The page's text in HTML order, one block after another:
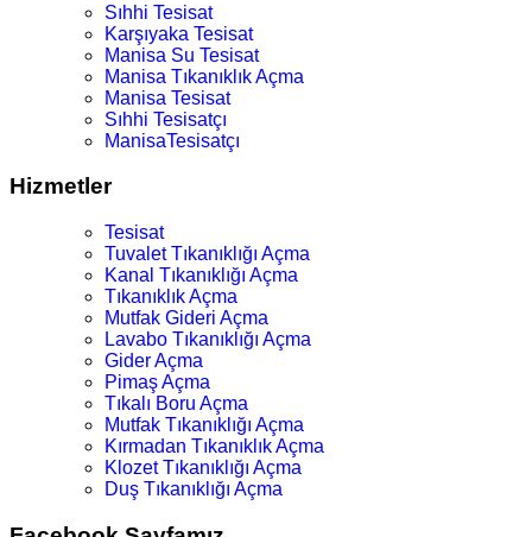
Sıhhi Tesisat
Karşıyaka Tesisat
Manisa Su Tesisat
Manisa Tıkanıklık Açma
Manisa Tesisat
Sıhhi Tesisatçı
ManisaTesisatçı
Hizmetler
Tesisat
Tuvalet Tıkanıklığı Açma
Kanal Tıkanıklığı Açma
Tıkanıklık Açma
Mutfak Gideri Açma
Lavabo Tıkanıklığı Açma
Gider Açma
Pimaş Açma
Tıkalı Boru Açma
Mutfak Tıkanıklığı Açma
Kırmadan Tıkanıklık Açma
Klozet Tıkanıklığı Açma
Duş Tıkanıklığı Açma